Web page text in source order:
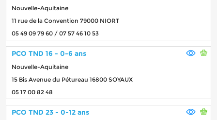
Nouvelle-Aquitaine
11 rue de la Convention 79000 NIORT
05 49 09 79 60 / 07 57 46 10 53
PCO TND 16 - 0-6 ans
Nouvelle-Aquitaine
15 Bis Avenue du Pétureau 16800 SOYAUX
05 17 00 82 48
PCO TND 23 - 0-12 ans